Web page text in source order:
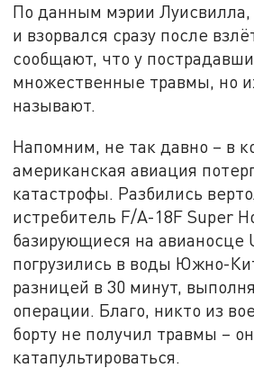
По данным мэрии Луисвилла,
и взорвался сразу после
сообщают, что у
множественные травмы, но
называют.
Напомним, не так давно – в
американская авиация
катастрофы. Разбились
истребитель F/A-18F Super
базирующиеся на авианосце
погрузились в воды Южно-
разницей в 30 минут,
операции. Благо, никто из
борту не получил травмы –
катапультироваться.